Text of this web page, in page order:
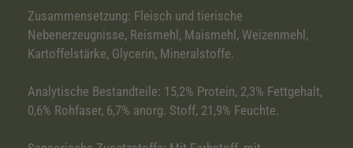
Zusammensetzung: Fleisch und tierische
Nebenerzeugnisse, Reismehl, Maismehl, Weizenmehl,
Kartoffelstärke, Glycerin, Mineralstoffe.
Analytische Bestandteile: 15,2% Protein, 2,3% Fettgehalt,
0,6% Rohfaser, 6,7% anorg. Stoff, 21,9% Feuchte.